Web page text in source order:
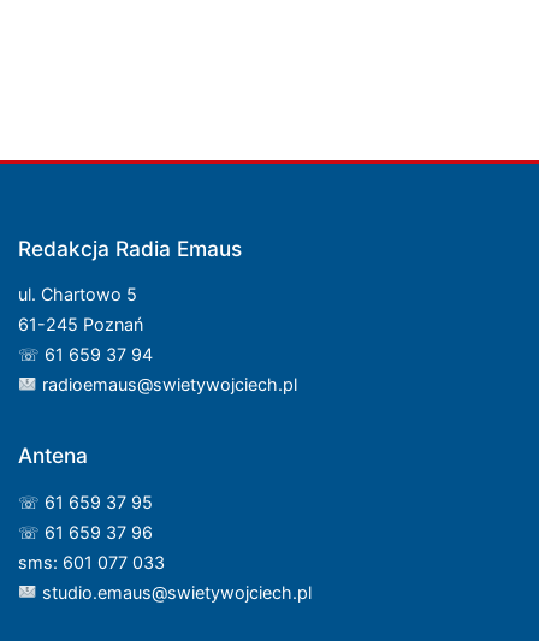
Redakcja Radia Emaus
ul. Chartowo 5
61-245 Poznań
☏ 61 659 37 94
radioemaus@swietywojciech.pl
Antena
☏ 61 659 37 95
☏ 61 659 37 96
sms: 601 077 033
studio.emaus@swietywojciech.pl